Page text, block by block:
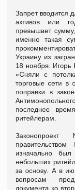
Запрет вводится
активов или
превышает
именно такая
Украину из
18 ноября. Игорь
«Сняли с
торговые сети в
поправки в
последнее
ритейлерам.
изначально
небольших
за основу. А в
вопросам
документа ко